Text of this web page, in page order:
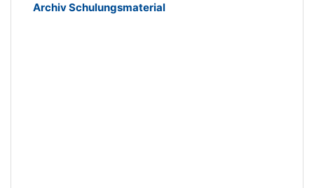
Archiv Schulungsmaterial